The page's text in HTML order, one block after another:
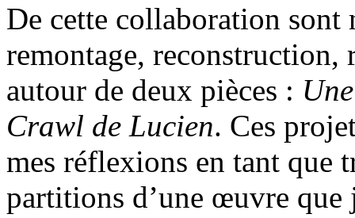
De cette collaboration sont
remontage,
autour de deux pièces :
Crawl de Lucien. Ces
mes réflexions en tant que
partitions d’une œuvre que